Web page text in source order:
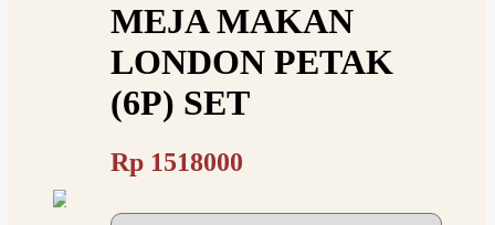
MEJA MAKAN
LONDON PETAK
(6P) SET
Rp 1518000